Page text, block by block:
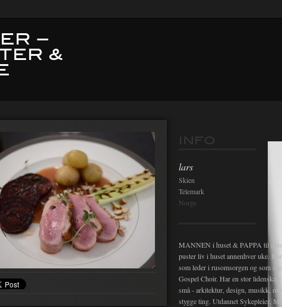
–
&
INFO
lars
Skien
Telemark
Norge
MANNEN i huset & PAPPA til
puster liv i huset annenhver uke.
som leder i rusomsorgen og som
Gospel Choir. Har en stor
små - arkitektur, design, musikk,
stygge ting. Utdannet Sykepleier,